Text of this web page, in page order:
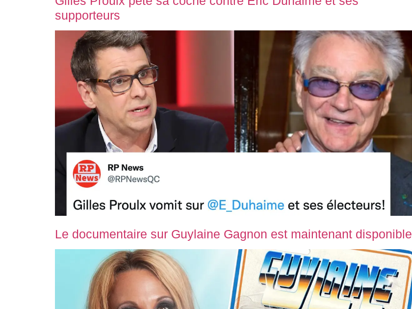
supporteurs
Le documentaire sur Guylaine Gagnon est maintenant disponible